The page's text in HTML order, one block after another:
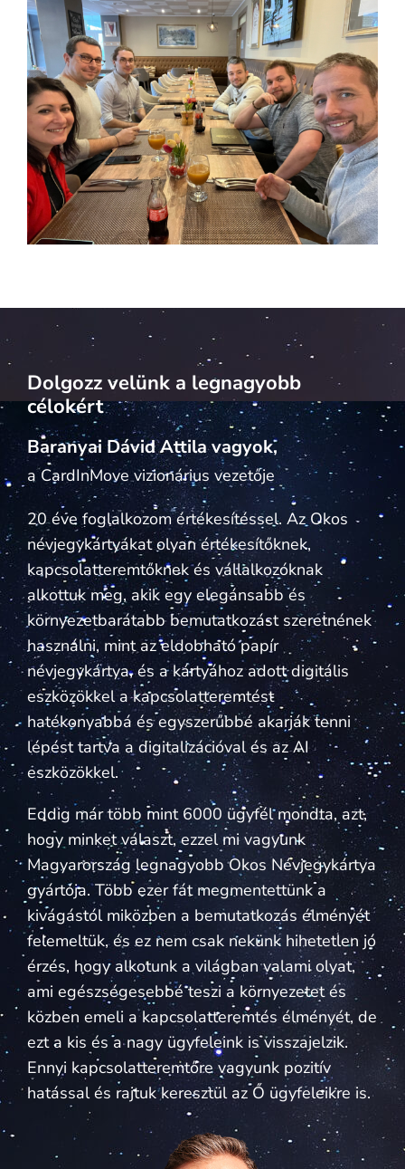
Dolgozz velünk a legnagyobb
célokért
Baranyai Dávid Attila vagyok,
a CardInMove vizionárius vezetője
20 éve foglalkozom értékesítéssel. Az Okos
névjegykártyákat olyan értékesítőknek,
kapcsolatteremtőknek és vállalkozóknak
alkottuk meg, akik egy elegánsabb és
környezetbarátabb bemutatkozást szeretnének
használni, mint az eldobható papír
névjegykártya, és a kártyához adott digitális
eszközökkel a kapcsolatteremtést
hatékonyabbá és egyszerűbbé akarják tenni
lépést tartva a digitalizációval és az AI
eszközökkel.
Eddig már több mint 6000 ügyfél mondta, azt,
hogy minket választ, ezzel mi vagyunk
Magyarország legnagyobb Okos Névjegykártya
gyártója. Több ezer fát megmentettünk a
kivágástól miközben a bemutatkozás élményét
felemeltük, és ez nem csak nekünk hihetetlen jó
érzés, hogy alkotunk a világban valami olyat,
ami egészségesebbé teszi a környezetet és
közben emeli a kapcsolatteremtés élményét, de
ezt a kis és a nagy ügyfeleink is visszajelzik.
Ennyi kapcsolatteremtőre vagyunk pozitív
hatással és rajtuk keresztül az Ő ügyfeleikre is.